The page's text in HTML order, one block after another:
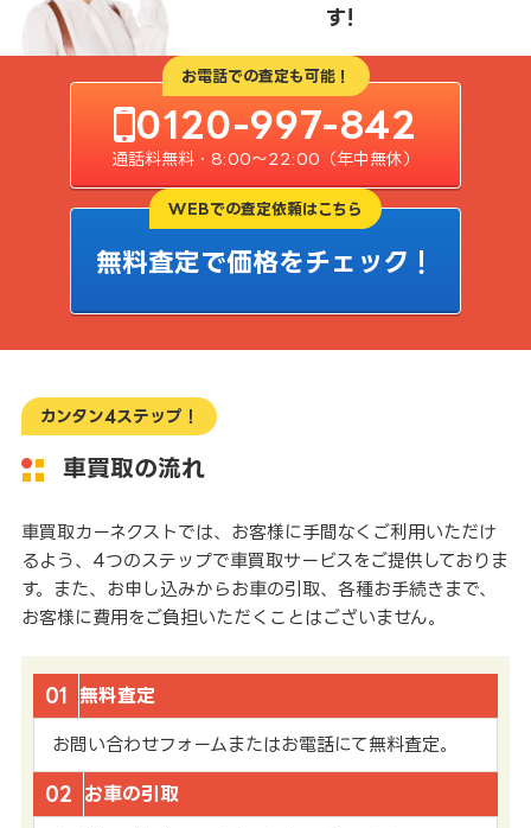
す!
お電話での査定も可能！
0120-997-842
通話料無料・8:00〜22:00（年中無休）
WEBでの査定依頼はこちら
無料査定で価格をチェック！
カンタン4ステップ！
車買取の流れ
車買取カーネクストでは、お客様に手間なくご利用いただけ
るよう、4つのステップで車買取サービスをご提供しておりま
す。また、お申し込みからお車の引取、各種お手続きまで、
お客様に費用をご負担いただくことはございません。
01 無料査定
お問い合わせフォームまたはお電話にて無料査定。
02 お車の引取